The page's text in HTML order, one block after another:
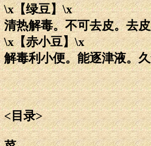
\x【绿豆】\x
清热解毒。不可去皮。去
\x【赤小豆】\x
解毒利小便。能逐津液。
<目录>